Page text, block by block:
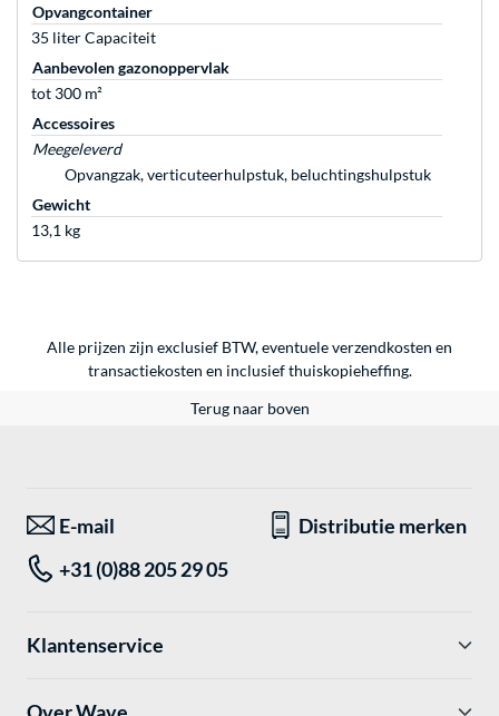
Opvangcontainer
35 liter Capaciteit
Aanbevolen gazonoppervlak
tot 300 m²
Accessoires
Meegeleverd
Opvangzak, verticuteerhulpstuk, beluchtingshulpstuk
Gewicht
13,1 kg
Alle prijzen zijn exclusief BTW, eventuele verzendkosten en
transactiekosten en inclusief thuiskopieheffing.
Terug naar boven
E-mail
Distributie merken
+31 (0)88 205 29 05
Klantenservice